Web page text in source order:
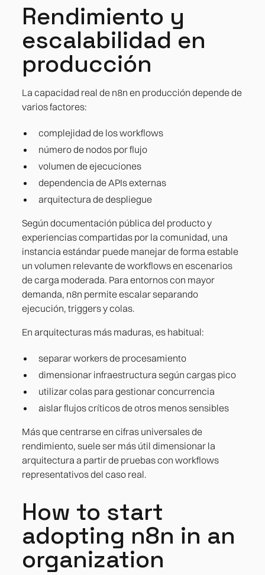
Rendimiento y
escalabilidad en
producción
La capacidad real de n8n en producción depende de
varios factores:
complejidad de los workflows
número de nodos por flujo
volumen de ejecuciones
dependencia de APIs externas
arquitectura de despliegue
Según documentación pública del producto y
experiencias compartidas por la comunidad, una
instancia estándar puede manejar de forma estable
un volumen relevante de workflows en escenarios
de carga moderada. Para entornos con mayor
demanda, n8n permite escalar separando
ejecución, triggers y colas.
En arquitecturas más maduras, es habitual:
separar workers de procesamiento
dimensionar infraestructura según cargas pico
utilizar colas para gestionar concurrencia
aislar flujos críticos de otros menos sensibles
Más que centrarse en cifras universales de
rendimiento, suele ser más útil dimensionar la
arquitectura a partir de pruebas con workflows
representativos del caso real.
How to start
adopting n8n in an
organization